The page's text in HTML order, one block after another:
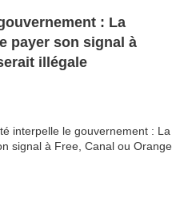
: La
payer son signal à
illégale